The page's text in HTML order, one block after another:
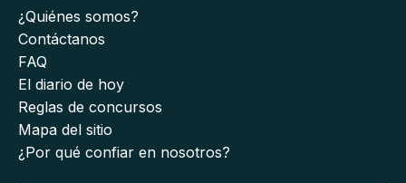
¿Quiénes somos?
Contáctanos
FAQ
El diario de hoy
Reglas de concursos
Mapa del sitio
¿Por qué confiar en nosotros?